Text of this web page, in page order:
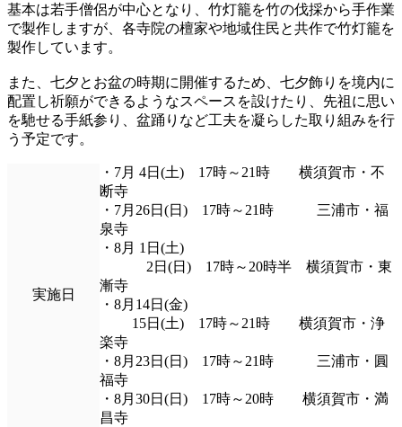
基本は若手僧侶が中心となり、竹灯籠を竹の伐採から手作業
で製作しますが、各寺院の檀家や地域住民と共作で竹灯籠を
製作しています。
また、七夕とお盆の時期に開催するため、七夕飾りを境内に
配置し祈願ができるようなスペースを設けたり、先祖に思い
を馳せる手紙参り、盆踊りなど工夫を凝らした取り組みを行
う予定です。
実施日
・7月 4日(土) 17時～21時 横須賀市・不
断寺
・7月26日(日) 17時～21時 三浦市・福
泉寺
・8月 1日(土)
2日(日) 17時～20時半 横須賀市・東
漸寺
・8月14日(金)
15日(土) 17時～21時 横須賀市・浄
楽寺
・8月23日(日) 17時～21時 三浦市・圓
福寺
・8月30日(日) 17時～20時 横須賀市・満
昌寺